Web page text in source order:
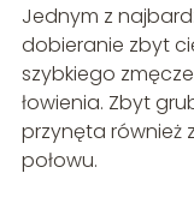
Jednym z
dobieranie zbyt
szybkiego
łowienia. Zbyt
przynęta również
połowu.